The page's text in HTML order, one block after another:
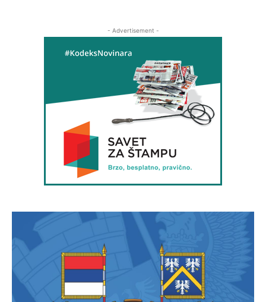
- Advertisement -